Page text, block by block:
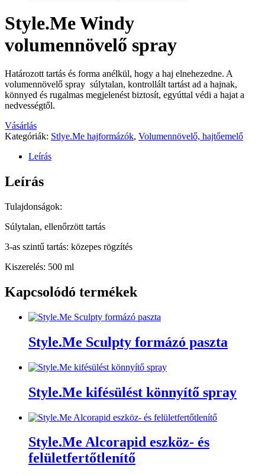
Style.Me Windy
volumennövelő spray
Határozott tartás és forma anélkül, hogy a haj elnehezedne. A
volumennövelő spray súlytalan, kontrollált tartást ad a hajnak,
könnyed és rugalmas megjelenést biztosít, egyúttal védi a hajat a
nedvességtől.
Vásárlás
Kategóriák: Stlye.Me hajformázók, Volumennövelő, hajtőemelő
Leírás
Leírás
Tulajdonságok:
Súlytalan, ellenőrzött tartás
3-as szintű tartás: közepes rögzítés
Kiszerelés: 500 ml
Kapcsolódó termékek
Style.Me Sculpty formázó paszta
Style.Me kifésülést könnyítő spray
Style.Me Alcorapid eszköz- és
felületfertőtlenítő